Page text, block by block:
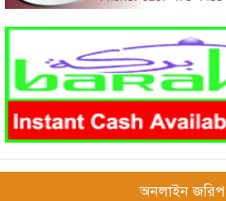
অনলাইন জরিপ